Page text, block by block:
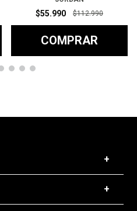
$55.990 $112.990
COMPRAR
+
+